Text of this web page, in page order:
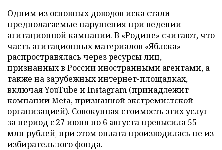
Одним из основных доводов иска стали
предполагаемые нарушения при ведении
агитационной кампании. В «Родине» считают, что
часть агитационных материалов «Яблока»
распространялась через ресурсы лиц,
признанных в России иностранными агентами, а
также на зарубежных интернет-площадках,
включая YouTube и Instagram (принадлежит
компании Meta, признанной экстремистской
организацией). Совокупная стоимость этих услуг
за период с 27 июня по 6 августа превысила 55
млн рублей, при этом оплата производилась не из
избирательного фонда.